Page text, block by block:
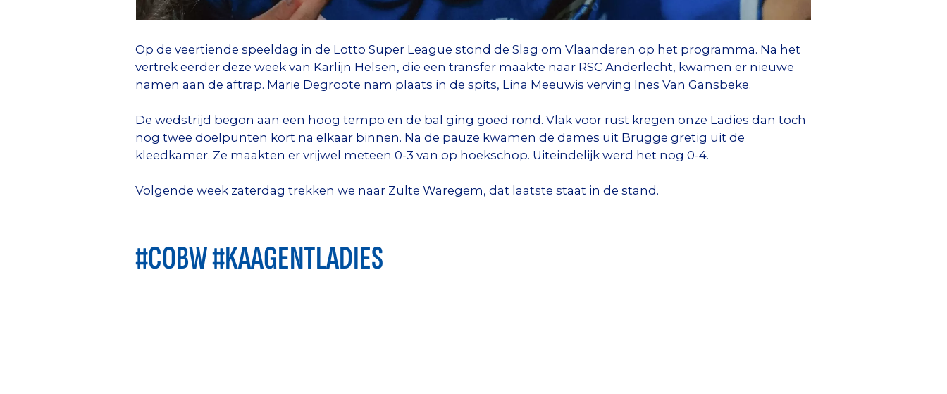
Op de veertiende speeldag in de Lotto Super League stond de Slag om Vlaanderen op het programma. Na het
vertrek eerder deze week van Karlijn Helsen, die een transfer maakte naar RSC Anderlecht, kwamen er nieuwe
namen aan de aftrap. Marie Degroote nam plaats in de spits, Lina Meeuwis verving Ines Van Gansbeke.
De wedstrijd begon aan een hoog tempo en de bal ging goed rond. Vlak voor rust kregen onze Ladies dan toch
nog twee doelpunten kort na elkaar binnen. Na de pauze kwamen de dames uit Brugge gretig uit de
kleedkamer. Ze maakten er vrijwel meteen 0-3 van op hoekschop. Uiteindelijk werd het nog 0-4.
Volgende week zaterdag trekken we naar Zulte Waregem, dat laatste staat in de stand.
#COBW #KAAGENTLADIES